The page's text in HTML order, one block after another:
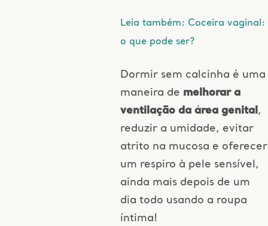
Leia também: Coceira vaginal:
o que pode ser?
Dormir sem calcinha é uma
maneira de melhorar a
ventilação da área genital ,
reduzir a umidade, evitar
atrito na mucosa e oferecer
um respiro à pele sensível,
ainda mais depois de um
dia todo usando a roupa
íntima!